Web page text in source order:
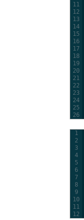
11
12
13
14
15
16
17
18
19
20
21
22
23
24
25
26
1
2
3
4
5
6
7
8
9
10
11
12